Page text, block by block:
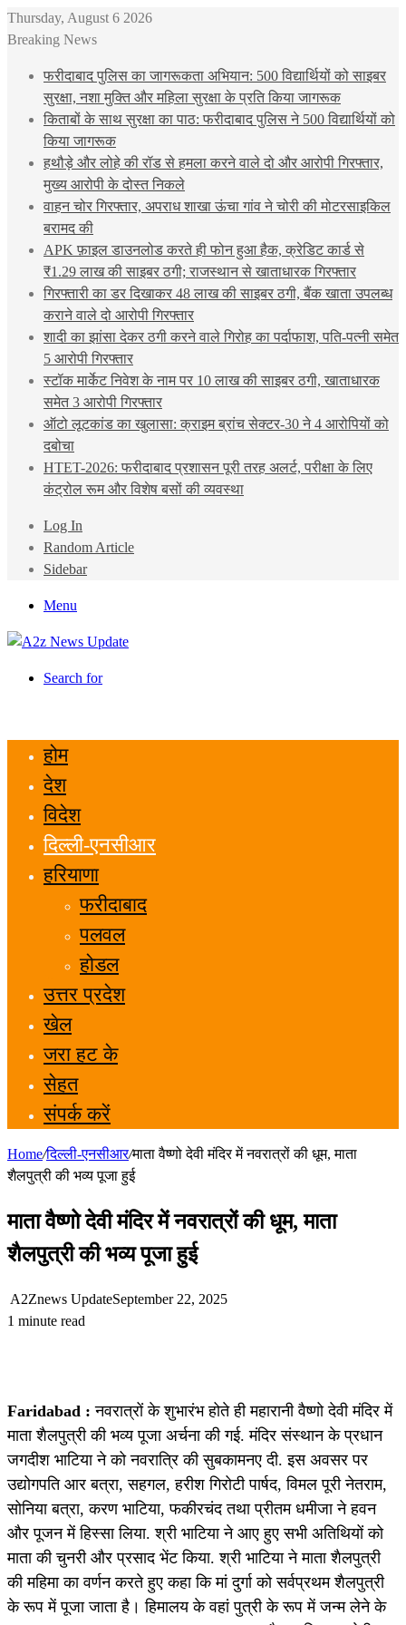
Thursday, August 6 2026
Breaking News
फरीदाबाद पुलिस का जागरूकता अभियान: 500 विद्यार्थियों को साइबर
सुरक्षा, नशा मुक्ति और महिला सुरक्षा के प्रति किया जागरूक
किताबों के साथ सुरक्षा का पाठ: फरीदाबाद पुलिस ने 500 विद्यार्थियों को
किया जागरूक
हथौड़े और लोहे की रॉड से हमला करने वाले दो और आरोपी गिरफ्तार,
मुख्य आरोपी के दोस्त निकले
वाहन चोर गिरफ्तार, अपराध शाखा ऊंचा गांव ने चोरी की मोटरसाइकिल
बरामद की
APK फ़ाइल डाउनलोड करते ही फोन हुआ हैक, क्रेडिट कार्ड से
₹1.29 लाख की साइबर ठगी; राजस्थान से खाताधारक गिरफ्तार
गिरफ्तारी का डर दिखाकर 48 लाख की साइबर ठगी, बैंक खाता उपलब्ध
कराने वाले दो आरोपी गिरफ्तार
शादी का झांसा देकर ठगी करने वाले गिरोह का पर्दाफाश, पति-पत्नी समेत
5 आरोपी गिरफ्तार
स्टॉक मार्केट निवेश के नाम पर 10 लाख की साइबर ठगी, खाताधारक
समेत 3 आरोपी गिरफ्तार
ऑटो लूटकांड का खुलासा: क्राइम ब्रांच सेक्टर-30 ने 4 आरोपियों को
दबोचा
HTET-2026: फरीदाबाद प्रशासन पूरी तरह अलर्ट, परीक्षा के लिए
कंट्रोल रूम और विशेष बसों की व्यवस्था
Log In
Random Article
Sidebar
Menu
Search for
होम
देश
विदेश
दिल्ली-एनसीआर
हरियाणा
फरीदाबाद
पलवल
होडल
उत्तर प्रदेश
खेल
जरा हट के
सेहत
संपर्क करें
Home/दिल्ली-एनसीआर/माता वैष्णो देवी मंदिर में नवरात्रों की धूम, माता
शैलपुत्री की भव्य पूजा हुई
माता वैष्णो देवी मंदिर में नवरात्रों की धूम, माता
शैलपुत्री की भव्य पूजा हुई
A2Znews UpdateSeptember 22, 2025
1 minute read
Faridabad : नवरात्रों के शुभारंभ होते ही महारानी वैष्णो देवी मंदिर में
माता शैलपुत्री की भव्य पूजा अर्चना की गई. मंदिर संस्थान के प्रधान
जगदीश भाटिया ने को नवरात्रि की सुबकामनए दी. इस अवसर पर
उद्योगपति आर बत्रा, सहगल, हरीश गिरोटी पार्षद, विमल पूरी नेतराम,
सोनिया बत्रा, करण भाटिया, फकीरचंद तथा प्रीतम धमीजा ने हवन
और पूजन में हिस्सा लिया. श्री भाटिया ने आए हुए सभी अतिथियों को
माता की चुनरी और प्रसाद भेंट किया. श्री भाटिया ने माता शैलपुत्री
की महिमा का वर्णन करते हुए कहा कि मां दुर्गा को सर्वप्रथम शैलपुत्री
के रूप में पूजा जाता है। हिमालय के वहां पुत्री के रूप में जन्म लेने के